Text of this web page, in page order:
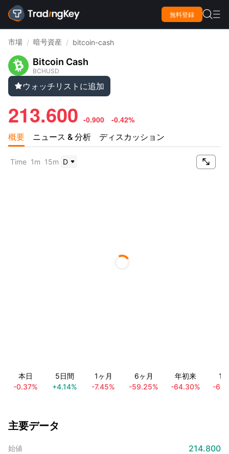
無料登録  
市場 / 暗号資産 / bitcoin-cash
Bitcoin Cash
BCHUSD
ウォッチリストに追加
213.600 -0.900 -0.42%
概要 ニュース & 分析 ディスカッション

Time 1m 15m D
本日
-0.37%
5日間
+4.14%
1ヶ月
-7.45%
6ヶ月
-59.25%
年初来
-64.30%
1
-
主要データ
始値 214.800